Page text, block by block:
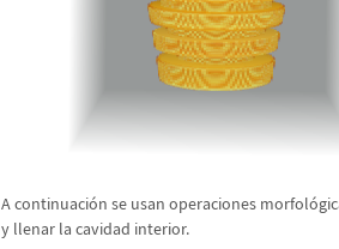
A continuación se usan operaciones morfoló
y llenar la cavidad interior.